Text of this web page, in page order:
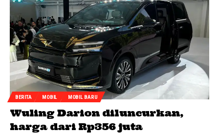
BERITA MOBIL MOBIL BARU
Wuling Darion diluncurkan,
harga dari Rp356 juta